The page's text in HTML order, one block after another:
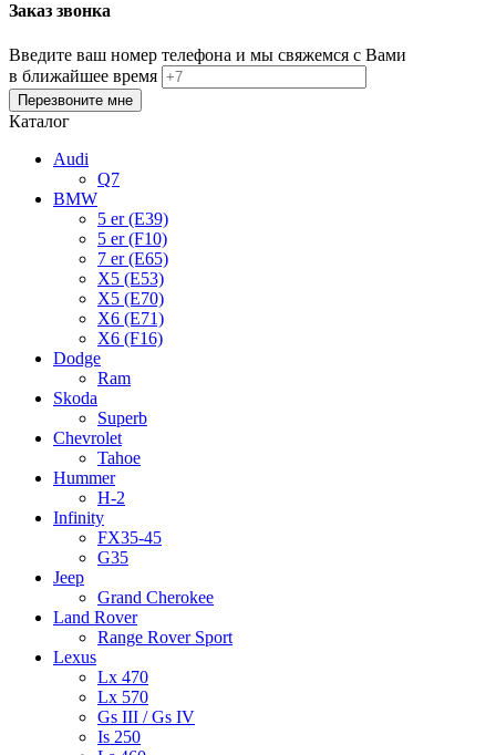
Заказ звонка
Введите ваш номер телефона и мы свяжемся с Вами
в ближайшее время
Каталог
Audi
Q7
BMW
5 er (E39)
5 er (F10)
7 er (E65)
X5 (E53)
X5 (E70)
X6 (E71)
X6 (F16)
Dodge
Ram
Skoda
Superb
Chevrolet
Tahoe
Hummer
H-2
Infinity
FX35-45
G35
Jeep
Grand Cherokee
Land Rover
Range Rover Sport
Lexus
Lx 470
Lx 570
Gs III / Gs IV
Is 250